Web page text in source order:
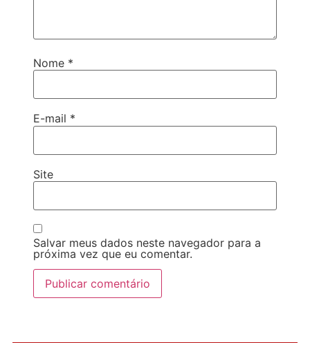
Nome *
E-mail *
Site
Salvar meus dados neste navegador para a
próxima vez que eu comentar.